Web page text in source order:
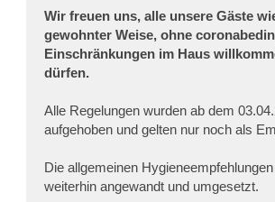
Wir freuen uns, alle unsere Gäste
gewohnter Weise, ohne
Einschränkungen im Haus
dürfen.
Alle Regelungen wurden ab dem
aufgehoben und gelten nur noch als
Die allgemeinen
weiterhin angewandt und umgesetzt.